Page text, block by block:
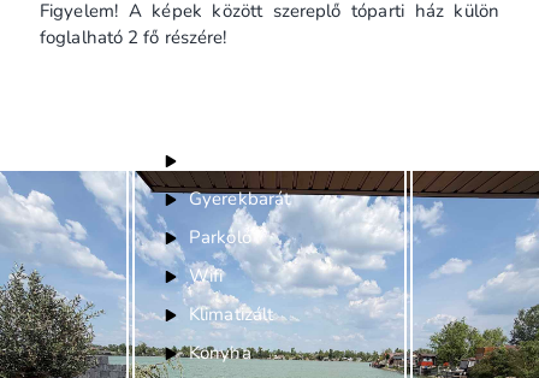
Figyelem! A képek között szereplő tóparti ház külön
foglalható 2 fő részére!
Gyerekbarát
Parkoló
Wifi
Klimatizált
Konyha